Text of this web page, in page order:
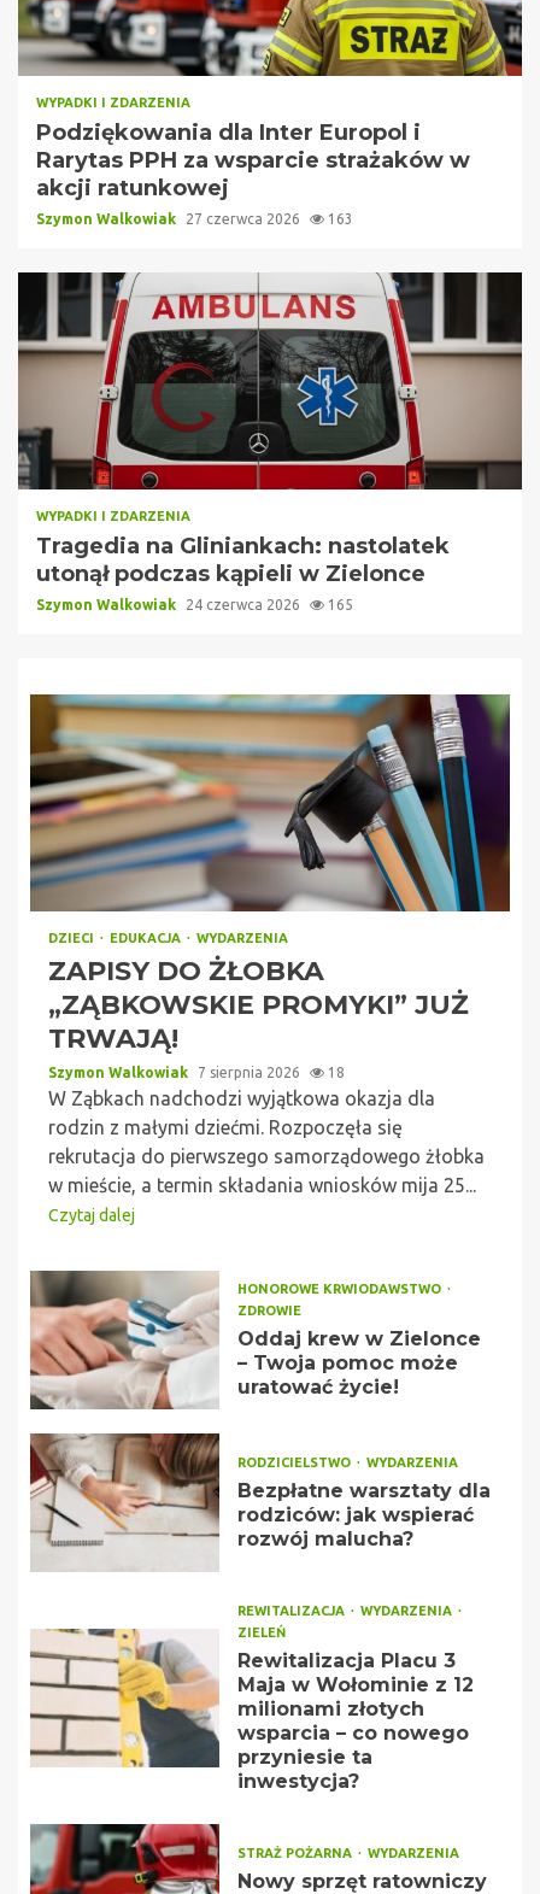
WYPADKI I ZDARZENIA
Podziękowania dla Inter Europol i
Rarytas PPH za wsparcie strażaków w
akcji ratunkowej
Szymon Walkowiak 27 czerwca 2026 163
WYPADKI I ZDARZENIA
Tragedia na Gliniankach: nastolatek
utonął podczas kąpieli w Zielonce
Szymon Walkowiak 24 czerwca 2026 165
DZIECI EDUKACJA WYDARZENIA
ZAPISY DO ŻŁOBKA
„ZĄBKOWSKIE PROMYKI” JUŻ
TRWAJĄ!
Szymon Walkowiak 7 sierpnia 2026 18
W Ząbkach nadchodzi wyjątkowa okazja dla
rodzin z małymi dziećmi. Rozpoczęła się
rekrutacja do pierwszego samorządowego żłobka
w mieście, a termin składania wniosków mija 25...
Czytaj dalej
HONOROWE KRWIODAWSTWO
ZDROWIE
Oddaj krew w Zielonce
– Twoja pomoc może
uratować życie!
RODZICIELSTWO WYDARZENIA
Bezpłatne warsztaty dla
rodziców: jak wspierać
rozwój malucha?
REWITALIZACJA
WYDARZENIA
ZIELEŃ
Rewitalizacja Placu 3
Maja w Wołominie z 12
milionami złotych
wsparcia – co nowego
przyniesie ta
inwestycja?
STRAŻ POŻARNA WYDARZENIA
Nowy sprzęt ratowniczy